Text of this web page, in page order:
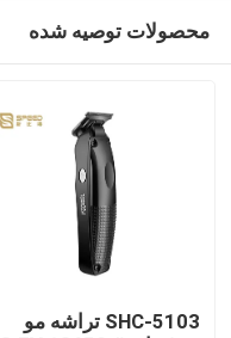
محصولات توصیه شده
SHC-5103 تراشه مو